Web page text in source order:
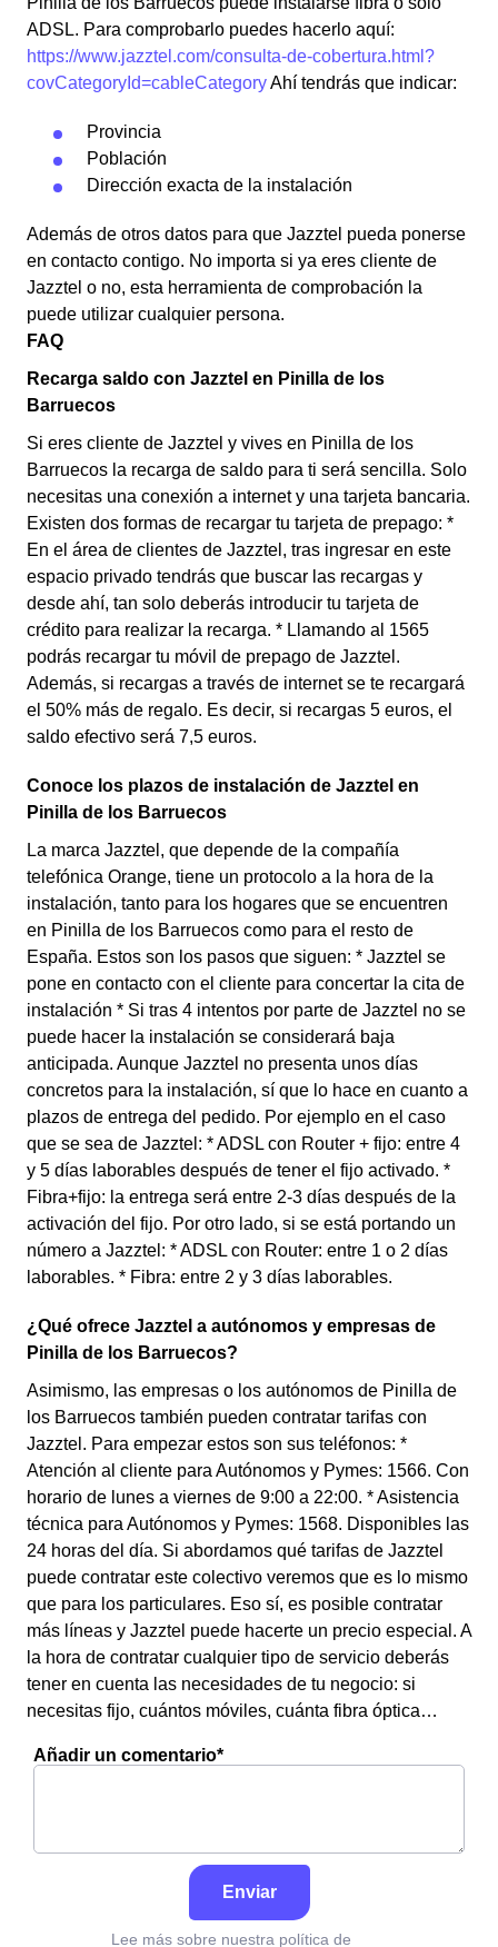
ADSL. Para comprobarlo puedes hacerlo aquí:
https://www.jazztel.com/consulta-de-cobertura.html?
covCategoryId=cableCategoryAhí tendrás que indicar:
Provincia
Población
Dirección exacta de la instalación
Además de otros datos para que Jazztel pueda ponerse
en contacto contigo. No importa si ya eres cliente de
Jazztel o no, esta herramienta de comprobación la
puede utilizar cualquier persona.
FAQ
Recarga saldo con Jazztel en Pinilla de los
Barruecos
Si eres cliente de Jazztel y vives en Pinilla de los
Barruecos la recarga de saldo para ti será sencilla. Solo
necesitas una conexión a internet y una tarjeta bancaria.
Existen dos formas de recargar tu tarjeta de prepago: *
En el área de clientes de Jazztel, tras ingresar en este
espacio privado tendrás que buscar las recargas y
desde ahí, tan solo deberás introducir tu tarjeta de
crédito para realizar la recarga. * Llamando al 1565
podrás recargar tu móvil de prepago de Jazztel.
Además, si recargas a través de internet se te recargará
el 50% más de regalo. Es decir, si recargas 5 euros, el
saldo efectivo será 7,5 euros.
Conoce los plazos de instalación de Jazztel en
Pinilla de los Barruecos
La marca Jazztel, que depende de la compañía
telefónica Orange, tiene un protocolo a la hora de la
instalación, tanto para los hogares que se encuentren
en Pinilla de los Barruecos como para el resto de
España. Estos son los pasos que siguen: * Jazztel se
pone en contacto con el cliente para concertar la cita de
instalación * Si tras 4 intentos por parte de Jazztel no se
puede hacer la instalación se considerará baja
anticipada. Aunque Jazztel no presenta unos días
concretos para la instalación, sí que lo hace en cuanto a
plazos de entrega del pedido. Por ejemplo en el caso
que se sea de Jazztel: * ADSL con Router + fijo: entre 4
y 5 días laborables después de tener el fijo activado. *
Fibra+fijo: la entrega será entre 2-3 días después de la
activación del fijo. Por otro lado, si se está portando un
número a Jazztel: * ADSL con Router: entre 1 o 2 días
laborables. * Fibra: entre 2 y 3 días laborables.
¿Qué ofrece Jazztel a autónomos y empresas de
Pinilla de los Barruecos?
Asimismo, las empresas o los autónomos de Pinilla de
los Barruecos también pueden contratar tarifas con
Jazztel. Para empezar estos son sus teléfonos: *
Atención al cliente para Autónomos y Pymes: 1566. Con
horario de lunes a viernes de 9:00 a 22:00. * Asistencia
técnica para Autónomos y Pymes: 1568. Disponibles las
24 horas del día. Si abordamos qué tarifas de Jazztel
puede contratar este colectivo veremos que es lo mismo
que para los particulares. Eso sí, es posible contratar
más líneas y Jazztel puede hacerte un precio especial. A
la hora de contratar cualquier tipo de servicio deberás
tener en cuenta las necesidades de tu negocio: si
necesitas fijo, cuántos móviles, cuánta fibra óptica…
Añadir un comentario*
Enviar
Lee más sobre nuestra política de